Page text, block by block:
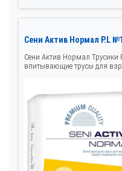
Сени Актив Нормал Р.L
Сени Актив Нормал
впитывающие трусы для